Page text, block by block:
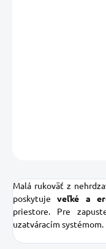
Malá rukoväť z
poskytuje
veľké a
priestore. Pre
uzatváracím systémom.